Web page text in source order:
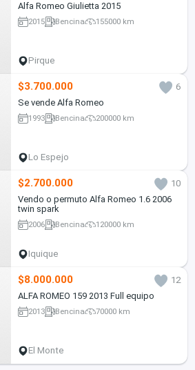
Alfa Romeo Giulietta 2015
2015 Bencina 155000 km
Pirque
$3.700.000
6
Se vende Alfa Romeo
1993 Bencina 200000 km
Lo Espejo
$2.700.000
10
Vendo o permuto Alfa Romeo 1.6 2006
twin spark
2006 Bencina 120000 km
Iquique
$8.000.000
12
ALFA ROMEO 159 2013 Full equipo
2013 Bencina 70000 km
El Monte